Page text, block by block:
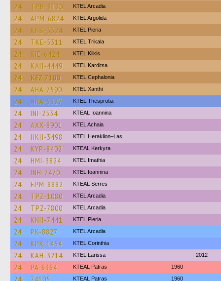
24 TPB-8120 KTEL Arcadia
24 APM-6824 KTEL Argolida
24 KNB-3324 KTEL Pieria
24 TKE-5311 ΚΤΕL Τrikala
24 KIE-6424 KTEL Kilkis
24 KAH-4449 ΚΤΕL Karditsa
24 KEZ-7100 KTEL Cephalonia
24 AHA-7590 KTEL Xanthi
24 HNA-6827 KTEL Thesprotia
24 INI-2534 KTEAL Ioannina
24 AXX-8901 KTEL Achaia
24 HKH-3498 KTEL Heraklion–Las.
24 KYP-8402 KTEAL Kerkyra
24 HMI-3824 KTEL Imathia
24 INH-7470 KTEL Ioannina
24 EPM-8882 KTEAL Serres
24 TPZ-1080 KTEL Arcadia
24 TPZ-7800 KTEL Arcadia
24 KNH-7441 KTEL Pieria
24 PK-8827 KTEL Arcadia
24 KPK-1464 KTEL Corinthia
24 KAH-3214 KTEL Larissa 2012
24 PA-6364 KTEAL Patras 1960
24 74105 KTEAL Patras 1960